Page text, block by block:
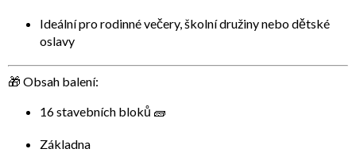
Ideální pro rodinné večery, školní družiny nebo dětské
oslavy
🎁 Obsah balení:
16 stavebních bloků 🧱
Základna